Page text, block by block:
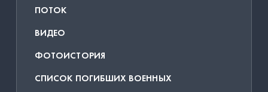
ПОТОК
ВИДЕО
ФОТОИСТОРИЯ
СПИСОК ПОГИБШИХ ВОЕННЫХ